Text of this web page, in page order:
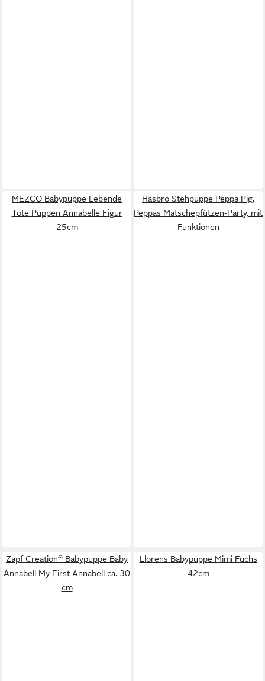
MEZCO Babypuppe Lebende
Tote Puppen Annabelle Figur
25cm
Hasbro Stehpuppe Peppa Pig,
Peppas Matschepfützen-Party, mit
Funktionen
Zapf Creation® Babypuppe Baby
Annabell My First Annabell ca. 30
cm
Llorens Babypuppe Mimi Fuchs
42cm